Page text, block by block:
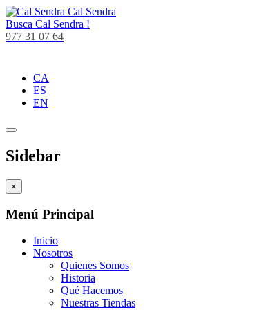
Cal Sendra
Busca Cal Sendra !
977 31 07 64
CA
ES
EN
Sidebar
×
Menú Principal
Inicio
Nosotros
Quienes Somos
Historia
Qué Hacemos
Nuestras Tiendas